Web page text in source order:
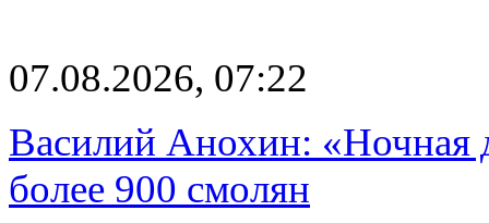
07.08.2026, 07:22
Василий Анохин: «Ночная
более 900 смолян